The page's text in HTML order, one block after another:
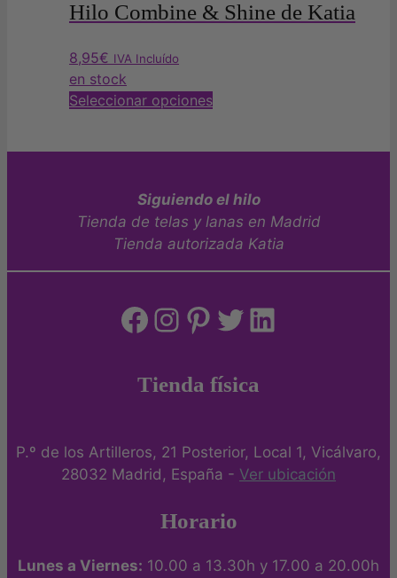
página
múltiples
se
pueden
en
página
de
producto
Hilo Combine & Shine de Katia
8,95€ IVA Incluído
en stock
Seleccionar opcionesEste
Las
opciones
se
pueden
en
la
de
producto
Siguiendo el hilo
Tienda de telas y lanas en Madrid
Tienda autorizada Katia
Facebook
Instagram
Pinterest
Twitter
LinkedIn
Tienda física
P.º de los Artilleros, 21 Posterior, Local 1, Vicálvaro,
28032 Madrid, España - Ver ubicación
Horario
Lunes a Viernes: 10.00 a 13.30h y 17.00 a 20.00h